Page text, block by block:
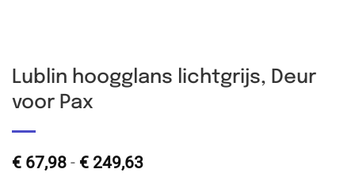
Lublin hoogglans lichtgrijs, Deur
voor Pax
€ 67,98 - € 249,63Prijsklasse: